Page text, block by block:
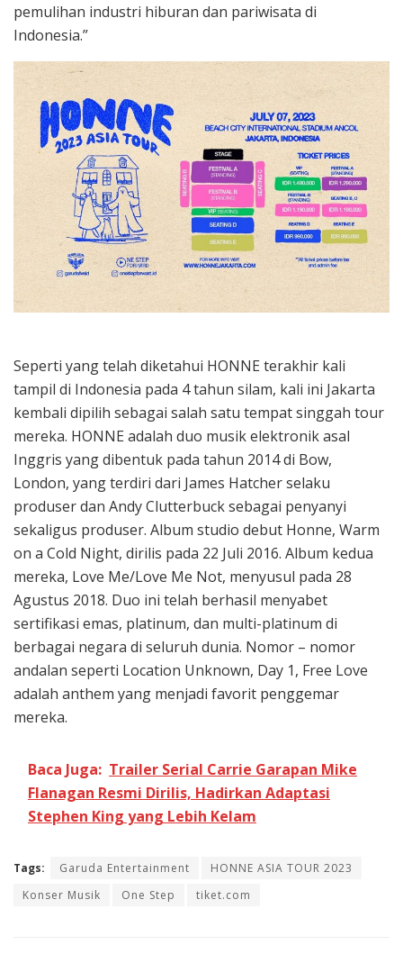
pemulihan industri hiburan dan pariwisata di
Indonesia.”
Seperti yang telah diketahui HONNE terakhir kali
tampil di Indonesia pada 4 tahun silam, kali ini Jakarta
kembali dipilih sebagai salah satu tempat singgah tour
mereka. HONNE adalah duo musik elektronik asal
Inggris yang dibentuk pada tahun 2014 di Bow,
London, yang terdiri dari James Hatcher selaku
produser dan Andy Clutterbuck sebagai penyanyi
sekaligus produser. Album studio debut Honne, Warm
on a Cold Night, dirilis pada 22 Juli 2016. Album kedua
mereka, Love Me/Love Me Not, menyusul pada 28
Agustus 2018. Duo ini telah berhasil menyabet
sertifikasi emas, platinum, dan multi-platinum di
berbagai negara di seluruh dunia. Nomor – nomor
andalan seperti Location Unknown, Day 1, Free Love
adalah anthem yang menjadi favorit penggemar
mereka.
Baca Juga: Trailer Serial Carrie Garapan Mike
Flanagan Resmi Dirilis, Hadirkan Adaptasi
Stephen King yang Lebih Kelam
Tags: Garuda Entertainment
HONNE ASIA TOUR 2023
Konser Musik
One Step tiket.com